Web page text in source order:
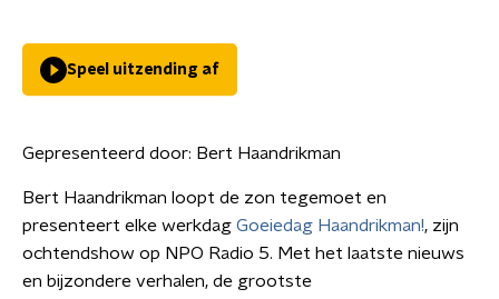
Speel uitzending af
Gepresenteerd door: Bert Haandrikman
Bert Haandrikman loopt de zon tegemoet en
presenteert elke werkdag Goeiedag Haandrikman!, zijn
ochtendshow op NPO Radio 5. Met het laatste nieuws
en bijzondere verhalen, de grootste